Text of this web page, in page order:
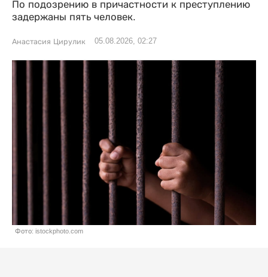
По подозрению в причастности к преступлению
задержаны пять человек.
Анастасия Цирулик 05.08.2026, 02:27
Фото: istockphoto.com